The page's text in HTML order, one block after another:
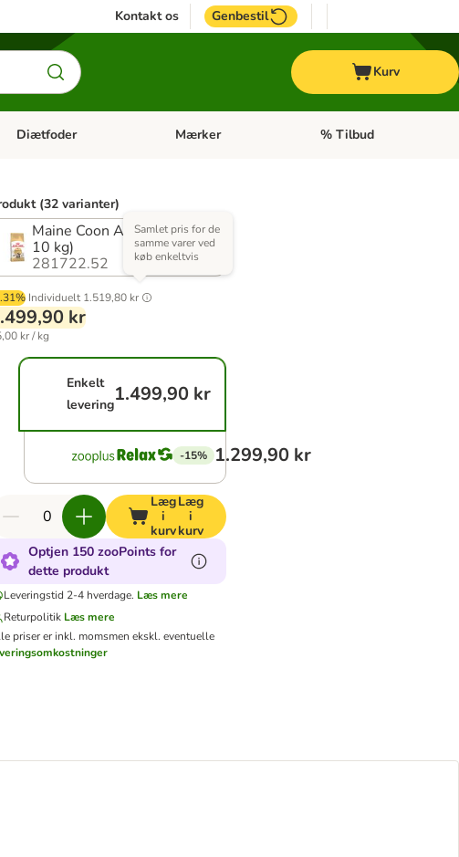
Kontakt os Genbestil
Kurv
Åben kategori menu: Hest
Diætfoder Åben kategori menu: Diætfoder
Mærker Åben kategori menu:
% Tilbud
(32 varianter)
Maine Coon Adult (2 x
10 kg)
281722.52
Individuelt 1.519,80 kr
Samlet pris for de
samme varer ved
køb enkeltvis
kr
kr / kg
Enkelt
levering1.499,90 kr
-15% 1.299,90 kr
Læg
i
kurv
Læg
i
kurv
Optjen 150 zooPoints for
dette produkt
Leveringstid 2-4 hverdage. Læs mere
Returpolitik Læs mere
priser er inkl. momsmen ekskl. eventuelle